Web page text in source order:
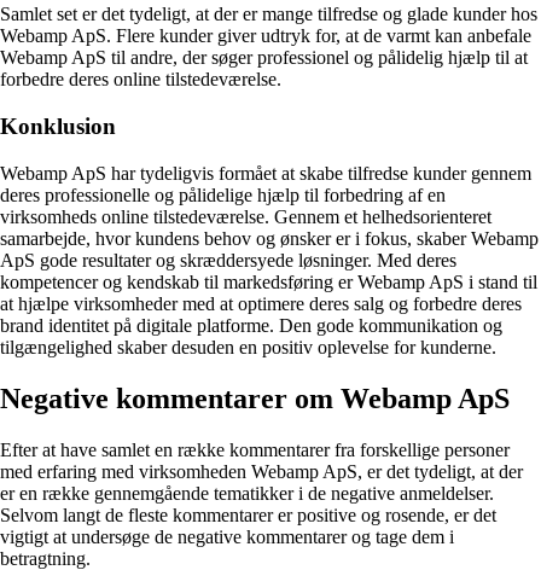
Samlet set er det tydeligt, at der er mange tilfredse og glade kunder hos
Webamp ApS. Flere kunder giver udtryk for, at de varmt kan anbefale
Webamp ApS til andre, der søger professionel og pålidelig hjælp til at
forbedre deres online tilstedeværelse.
Konklusion
Webamp ApS har tydeligvis formået at skabe tilfredse kunder gennem
deres professionelle og pålidelige hjælp til forbedring af en
virksomheds online tilstedeværelse. Gennem et helhedsorienteret
samarbejde, hvor kundens behov og ønsker er i fokus, skaber Webamp
ApS gode resultater og skræddersyede løsninger. Med deres
kompetencer og kendskab til markedsføring er Webamp ApS i stand til
at hjælpe virksomheder med at optimere deres salg og forbedre deres
brand identitet på digitale platforme. Den gode kommunikation og
tilgængelighed skaber desuden en positiv oplevelse for kunderne.
Negative kommentarer om Webamp ApS
Efter at have samlet en række kommentarer fra forskellige personer
med erfaring med virksomheden Webamp ApS, er det tydeligt, at der
er en række gennemgående tematikker i de negative anmeldelser.
Selvom langt de fleste kommentarer er positive og rosende, er det
vigtigt at undersøge de negative kommentarer og tage dem i
betragtning.